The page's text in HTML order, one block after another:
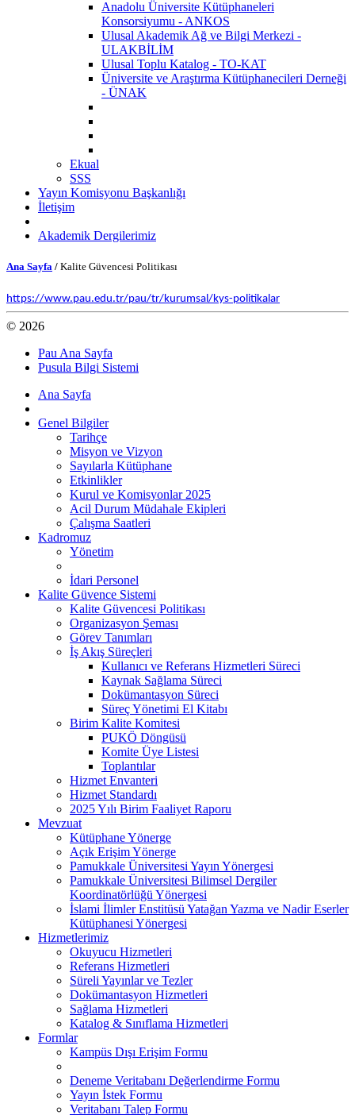
Anadolu Üniversite Kütüphaneleri
Konsorsiyumu - ANKOS
Ulusal Akademik Ağ ve Bilgi Merkezi -
ULAKBİLİM
Ulusal Toplu Katalog - TO-KAT
Üniversite ve Araştırma Kütüphanecileri Derneği
- ÜNAK
Ekual
SSS
Yayın Komisyonu Başkanlığı
İletişim
Akademik Dergilerimiz
Ana Sayfa / Kalite Güvencesi Politikası
https://www.pau.edu.tr/pau/tr/kurumsal/kys-politikalar
© 2026
Pau Ana Sayfa
Pusula Bilgi Sistemi
Ana Sayfa
Genel Bilgiler
Tarihçe
Misyon ve Vizyon
Sayılarla Kütüphane
Etkinlikler
Kurul ve Komisyonlar 2025
Acil Durum Müdahale Ekipleri
Çalışma Saatleri
Kadromuz
Yönetim
İdari Personel
Kalite Güvence Sistemi
Kalite Güvencesi Politikası
Organizasyon Şeması
Görev Tanımları
İş Akış Süreçleri
Kullanıcı ve Referans Hizmetleri Süreci
Kaynak Sağlama Süreci
Dokümantasyon Süreci
Süreç Yönetimi El Kitabı
Birim Kalite Komitesi
PUKÖ Döngüsü
Komite Üye Listesi
Toplantılar
Hizmet Envanteri
Hizmet Standardı
2025 Yılı Birim Faaliyet Raporu
Mevzuat
Kütüphane Yönerge
Açık Erişim Yönerge
Pamukkale Üniversitesi Yayın Yönergesi
Pamukkale Üniversitesi Bilimsel Dergiler
Koordinatörlüğü Yönergesi
İslami İlimler Enstitüsü Yatağan Yazma ve Nadir Eserler
Kütüphanesi Yönergesi
Hizmetlerimiz
Okuyucu Hizmetleri
Referans Hizmetleri
Süreli Yayınlar ve Tezler
Dokümantasyon Hizmetleri
Sağlama Hizmetleri
Katalog & Sınıflama Hizmetleri
Formlar
Kampüs Dışı Erişim Formu
Deneme Veritabanı Değerlendirme Formu
Yayın İstek Formu
Veritabanı Talep Formu